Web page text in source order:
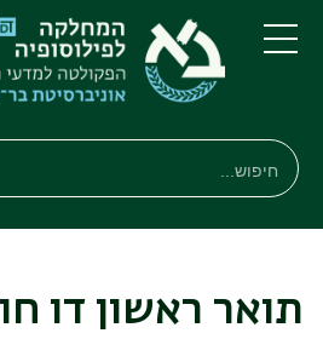
דילוג
לתוכן
העיקרי
דילוג
לתפריט
ניווט
ראשי
תפריט
חיפוש
חיפוש
תואר ראשון דו